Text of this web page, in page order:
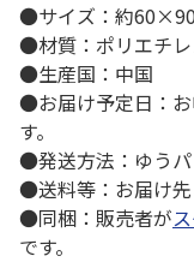
●サイズ：約
●材質：ポリエチ
●生産国：中国
●お届け予定日：お
す。
●発送方法：ゆうパ
●送料等：お届け
●同梱：販売者が
です。